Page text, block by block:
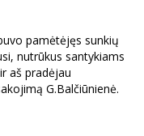
pamėtėjęs sunkių
nutrūkus santykiams
aš pradėjau
G.Balčiūnienė.